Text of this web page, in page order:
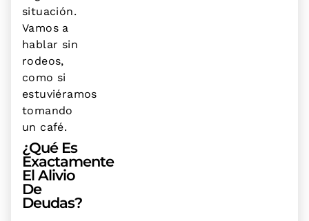
situación.
Vamos a
hablar sin
rodeos,
como si
estuviéramos
tomando
un café.
¿Qué Es
Exactamente
El Alivio
De
Deudas?